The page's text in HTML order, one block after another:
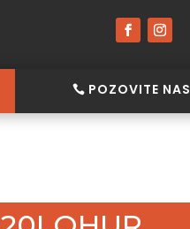
POZOVITE NAS